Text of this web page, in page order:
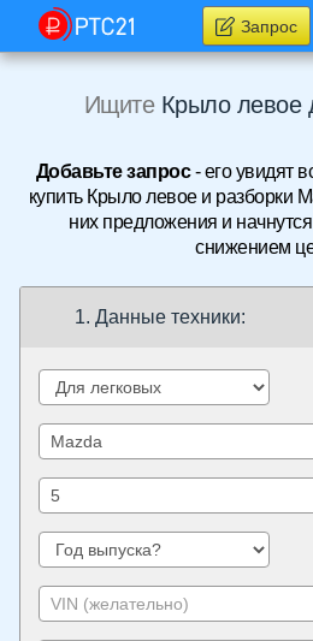
Запрос
Ищите Крыло левое
Добавьте запрос- его увидят
купить Крыло левое и разборки
них предложения и
снижением
1. Данные техники: